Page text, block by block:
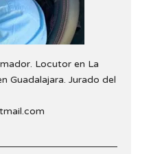
Locutor en La
Guadalajara. Jurado del